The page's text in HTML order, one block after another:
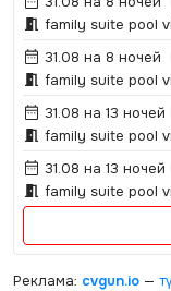
family suite pool
31.08 на 8 ночей
family suite pool
31.08 на 13 ночей
family suite pool
31.08 на 13 ночей
family suite pool
Реклама: cvgun.io—